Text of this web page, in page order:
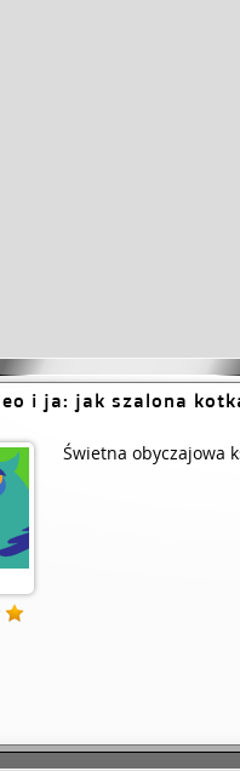
i ja: jak szalona
Świetna obyczajowa